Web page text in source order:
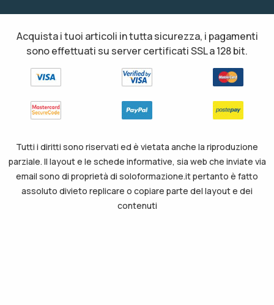
Acquista i tuoi articoli in tutta sicurezza, i pagamenti
sono effettuati su server certificati SSL a 128 bit.
Tutti i diritti sono riservati ed è vietata anche la riproduzione
parziale. Il layout e le schede informative, sia web che inviate via
email sono di proprietà di soloformazione.it pertanto è fatto
assoluto divieto replicare o copiare parte del layout e dei
contenuti